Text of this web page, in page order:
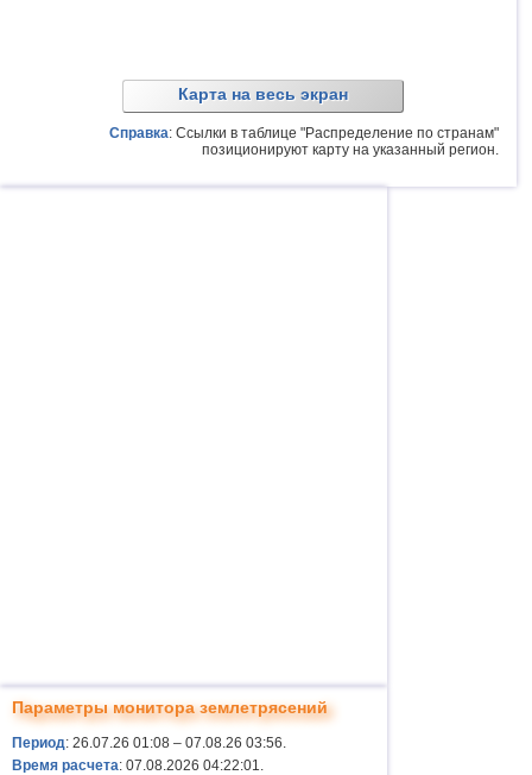
Карта на весь экран
Справка: Ссылки в таблице "Распределение по странам"
позиционируют карту на указанный регион.
Параметры монитора землетрясений
Период: 26.07.26 01:08 – 07.08.26 03:56.
Время расчета: 07.08.2026 04:22:01.